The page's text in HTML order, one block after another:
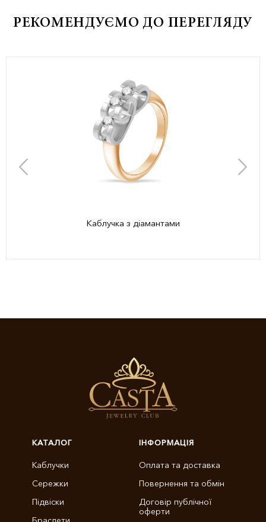
РЕКОМЕНДУЄМО ДО ПЕРЕГЛЯДУ
Каблучка з діамантами
КАТАЛОГ
Каблучки
Сережки
Підвіски
ІНФОРМАЦІЯ
Оплата та доставка
Повернення та обмін
Договір публічної
оферти